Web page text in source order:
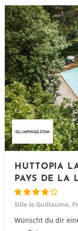
HUTTOPIA
PAYS DE LA
Sille le Guillaume,
Wünscht du dir